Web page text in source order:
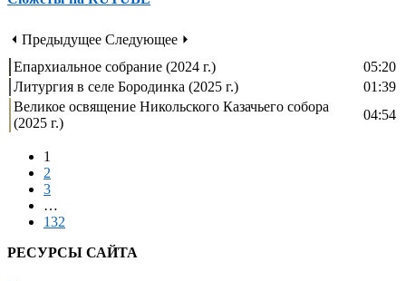
⏴ Предыдущее Следующее ⏵
Епархиальное собрание (2024 г.)
05:20
Литургия в селе Бородинка (2025 г.)
01:39
Великое освящение Никольского Казачьего собора
(2025 г.)
04:54
1
2
3
…
132
РЕСУРСЫ САЙТА